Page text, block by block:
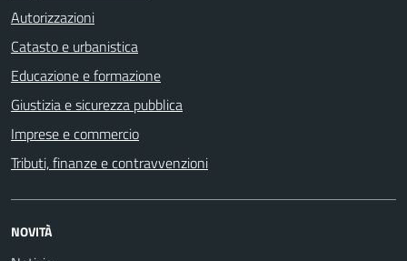
Autorizzazioni
Catasto e urbanistica
Educazione e formazione
Giustizia e sicurezza pubblica
Imprese e commercio
Tributi, finanze e contravvenzioni
NOVITÀ